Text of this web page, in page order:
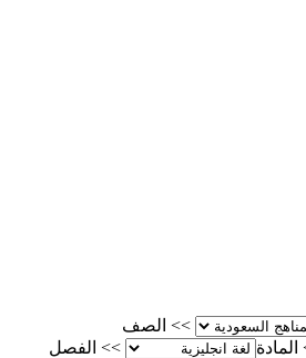
>> الصف
>> الفصل